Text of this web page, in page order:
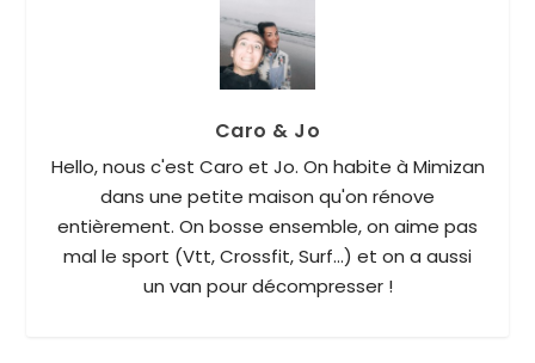
Caro & Jo
Hello, nous c'est Caro et Jo. On habite à Mimizan
dans une petite maison qu'on rénove
entièrement. On bosse ensemble, on aime pas
mal le sport (Vtt, Crossfit, Surf...) et on a aussi
un van pour décompresser !